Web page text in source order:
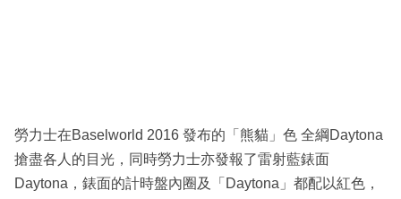
勞力士在Baselworld 2016 發布的「熊貓」色 全綱Daytona
搶盡各人的目光，同時勞力士亦發報了雷射藍錶面
Daytona，錶面的計時盤內圈及「Daytona」都配以紅色，